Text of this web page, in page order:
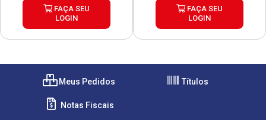
FAÇA SEU
LOGIN
FAÇA SEU
LOGIN
Meus Pedidos Títulos
Notas Fiscais